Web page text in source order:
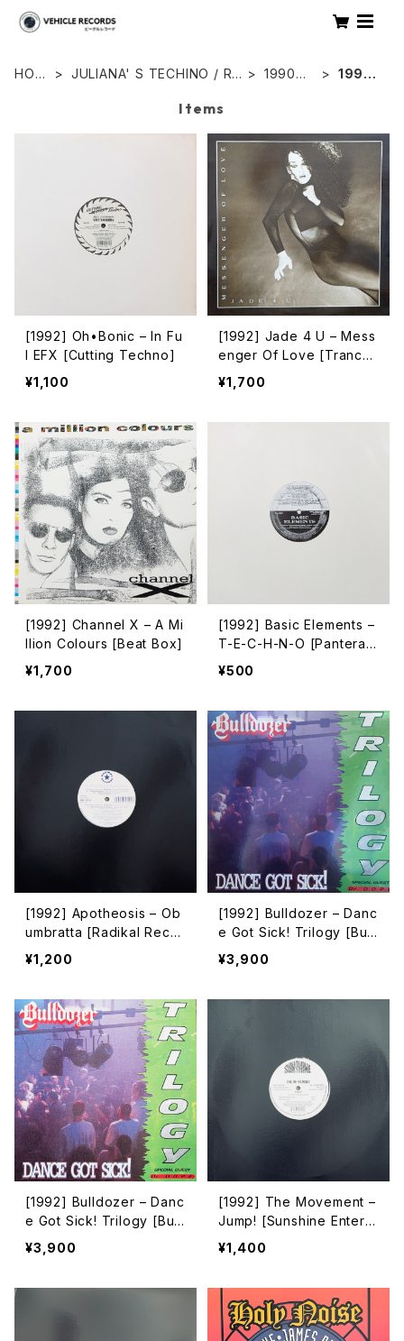
HOM
JULIANA' S TECHINO / RA
1990年
1992
Items
[1992] Oh•Bonic – In Fu
l EFX [Cutting Techno]
¥1,100
[1992] Jade 4 U – Mess
enger Of Love [Trance
Mission]
¥1,700
[1992] Channel X – A Mi
llion Colours [Beat Box]
¥1,700
[1992] Basic Elements –
T-E-C-H-N-O [Pantera
Records]
¥500
[1992] Apotheosis – Ob
umbratta [Radikal Recor
ds]
¥1,200
[1992] Bulldozer – Danc
e Got Sick! Trilogy [Bull
dozer Records]
¥3,900
[1992] Bulldozer – Danc
e Got Sick! Trilogy [Bull
dozer Records][在庫B]
¥3,900
[1992] The Movement –
Jump! [Sunshine Enterta
inment][在庫B]
¥1,400